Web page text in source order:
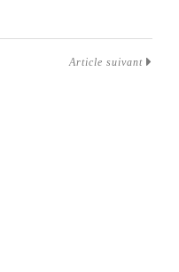
Article suivant